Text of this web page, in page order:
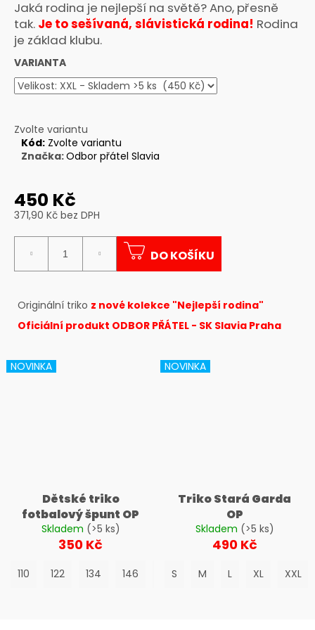
Jaká rodina je nejlepší na světě? Ano, přesně
tak. Je to sešívaná, slávistická rodina! Rodina
je základ klubu.
VARIANTA
Zvolte variantu
Kód: Zvolte variantu
Značka:Odbor přátel Slavia
450 Kč
371,90 Kč bez DPH
cena:
DO KOŠÍKU
Originální triko z nové kolekce "Nejlepší rodina"
Oficiální produkt ODBOR PŘÁTEL - SK Slavia Praha
NOVINKA
Dětské triko
fotbalový špunt OP
Skladem (>5 ks)
350 Kč
110 122 134 146 158
NOVINKA
Triko Stará Garda
OP
Skladem (>5 ks)
490 Kč
S M L XL XXL
a
j
í
t
?
HLEDAT
D
o
o
u
č
u
e
m